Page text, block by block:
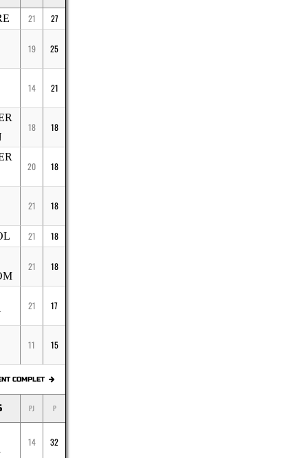
21
27
19 25
14 21
18 18
20 18
21 18
21
18
21 18
21 17
11 15
COMPLET
PJ P
14 32